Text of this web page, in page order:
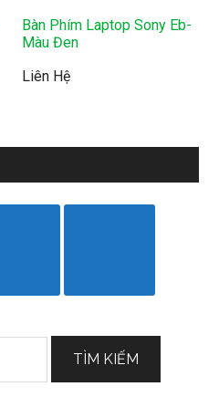
Bàn Phím Laptop Sony Eb-
Màu Đen
Liên Hệ
TÌM KIẾM